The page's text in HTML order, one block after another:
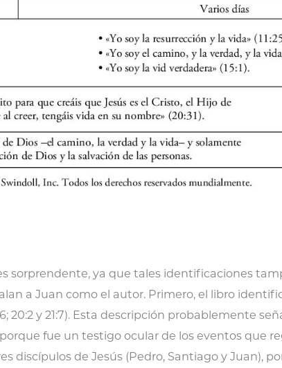
sorprendente, ya que tales identificaciones
a Juan como el autor. Primero, el libro
20:2 y 21:7). Esta descripción probablemente
fue un testigo ocular de los eventos que
discípulos de Jesús (Pedro, Santiago y Juan),